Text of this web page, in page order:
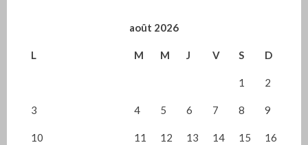
août 2026
L M M J V S D
1 2
3 4 5 6 7 8 9
10 11 12 13 14 15 16